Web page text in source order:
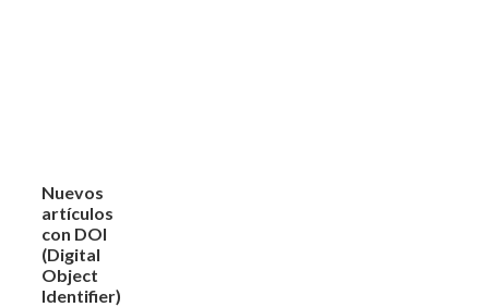
Nuevos
artículos
con DOI
(Digital
Object
Identifier)